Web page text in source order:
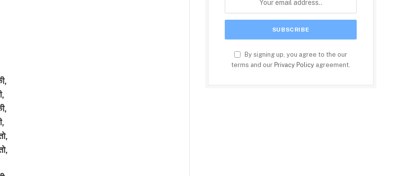
By signing up, you agree to the our
terms and our Privacy Policy agreement.